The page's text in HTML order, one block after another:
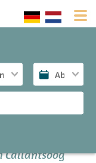
Callantsoog